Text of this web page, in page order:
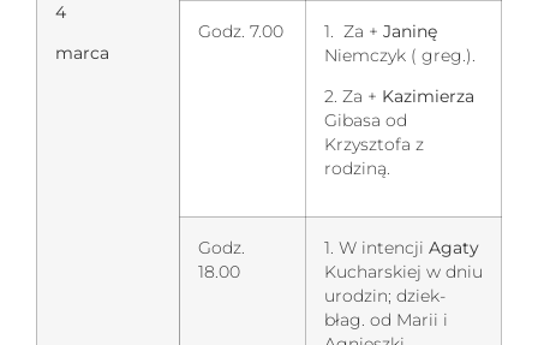
4
marca
Godz. 7.00 1. Za + Janinę
Niemczyk ( greg.).
2. Za + Kazimierza
Gibasa od
Krzysztofa z
rodziną.
Godz.
18.00
1. W intencji Agaty
Kucharskiej w dniu
urodzin; dziek-
błag. od Marii i